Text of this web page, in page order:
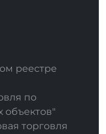
реестре
по
объектов"
торговля